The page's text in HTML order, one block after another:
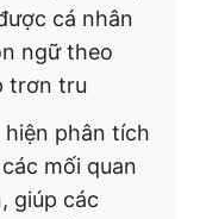
cá nhân
ngữ theo
trơn tru
phân tích
mối quan
giúp các